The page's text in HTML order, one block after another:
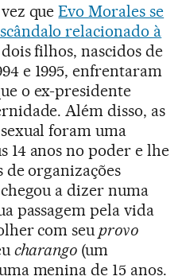
queEvo Morales se
relacionado à
dois filhos, nascidos de
e 1995, enfrentaram
o ex-presidente
Além disso, as
foram uma
14 anos no poder e lhe
organizações
a dizer numa
passagem pela vida
com seu provo
charango (um
menina de 15 anos.